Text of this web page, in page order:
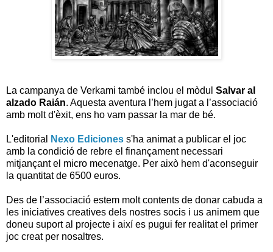
La campanya de Verkami també inclou el mòdul Salvar al
alzado Raián. Aquesta aventura l’hem jugat a l’associació
amb molt d'èxit, ens ho vam passar la mar de bé.
L'editorial Nexo Ediciones s'ha animat a publicar el joc
amb la condició de rebre el finançament necessari
mitjançant el micro mecenatge. Per això hem d'aconseguir
la quantitat de 6500 euros.
Des de l’associació estem molt contents de donar cabuda a
les iniciatives creatives dels nostres socis i us animem que
doneu suport al projecte i així es pugui fer realitat el primer
joc creat per nosaltres.